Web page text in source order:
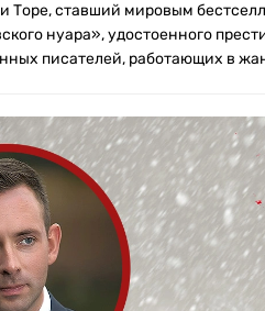
Торе, ставший мировым
нуара», удостоенного
писателей, работающих в